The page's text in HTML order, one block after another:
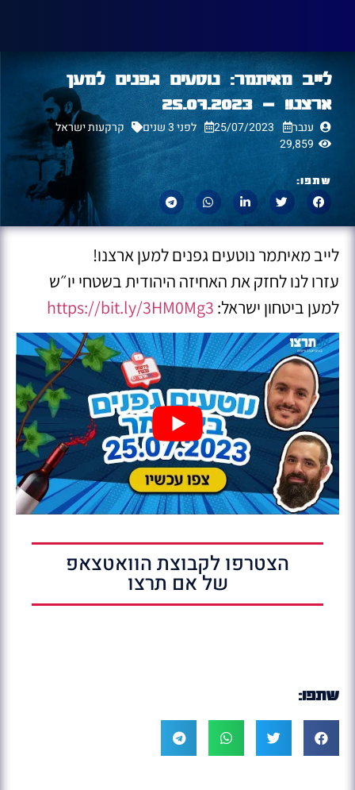
לייב מאיתמר: נוטעים גפנים למען
ארצנו! – 25.07.2023
ענבר 25/07/2023 לפני 3 שנים
קרקעות ישראל
29,859
שתפו:
לייב מאיתמר נוטעים גפנים למען ארצנו!
עזרו לנו לחזק את האחיזה היהודית בשטחי יו״ש
למען ביטחון ישראל: https://bit.ly/3HM0Mg3
הצטרפו לקבוצת הוואטצאפ
של אם תרצו
שתפו: